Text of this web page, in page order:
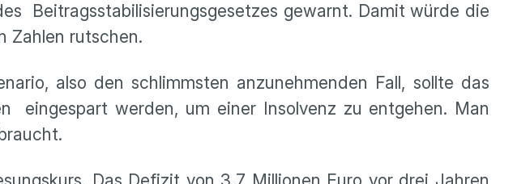
Beitragsstabilisierungsgesetzes gewarnt. Damit würde die
Zahlen rutschen.
also den schlimmsten anzunehmenden Fall, sollte das
eingespart werden, um einer Insolvenz zu entgehen. Man